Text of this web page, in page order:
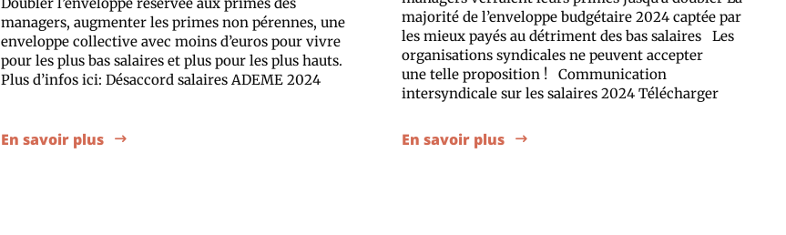
managers, augmenter les primes non pérennes, une
enveloppe collective avec moins d’euros pour vivre
pour les plus bas salaires et plus pour les plus hauts.
Plus d’infos ici: Désaccord salaires ADEME 2024
En savoir plus
majorité de l’enveloppe budgétaire 2024 captée par
les mieux payés au détriment des bas salaires Les
organisations syndicales ne peuvent accepter
une telle proposition ! Communication
intersyndicale sur les salaires 2024 Télécharger
En savoir plus